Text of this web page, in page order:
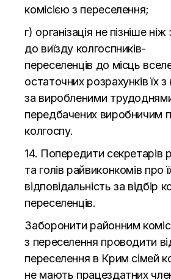
комісією з переселення;
г) організація не пізніше ніж
до виїзду колгоспників-
переселенців до місць
остаточних розрахунків їх з
за виробленими
передбачених виробничим
колгоспу.
14. Попередити секретарів
та голів райвиконкомів про
відповідальність за відбір
переселенців.
Заборонити районним
з переселення проводити
переселення в Крим сімей
не мають працездатних